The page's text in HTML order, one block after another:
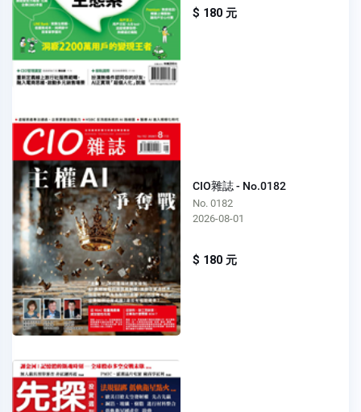
$ 180 元
CIO雜誌 - No.0182
No. 0182
2026-08-01
$ 180 元